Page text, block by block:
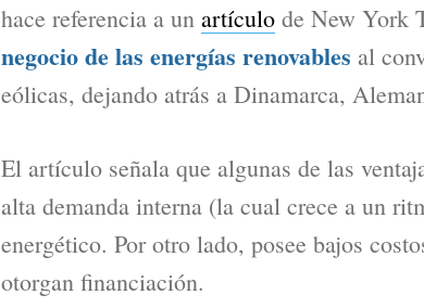
hace referencia a un artículo de New York
negocio de las energías renovables al
eólicas, dejando atrás a Dinamarca,
El artículo señala que algunas de las
alta demanda interna (la cual crece a un
energético. Por otro lado, posee bajos
otorgan financiación.